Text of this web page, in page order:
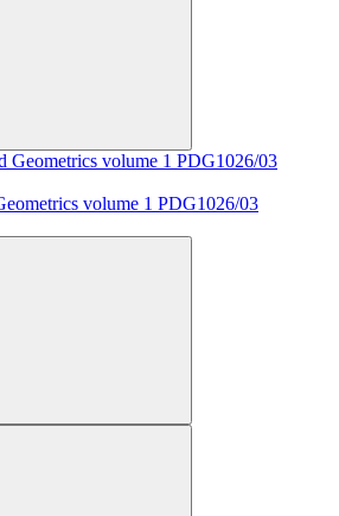
volume 1 PDG1026/03